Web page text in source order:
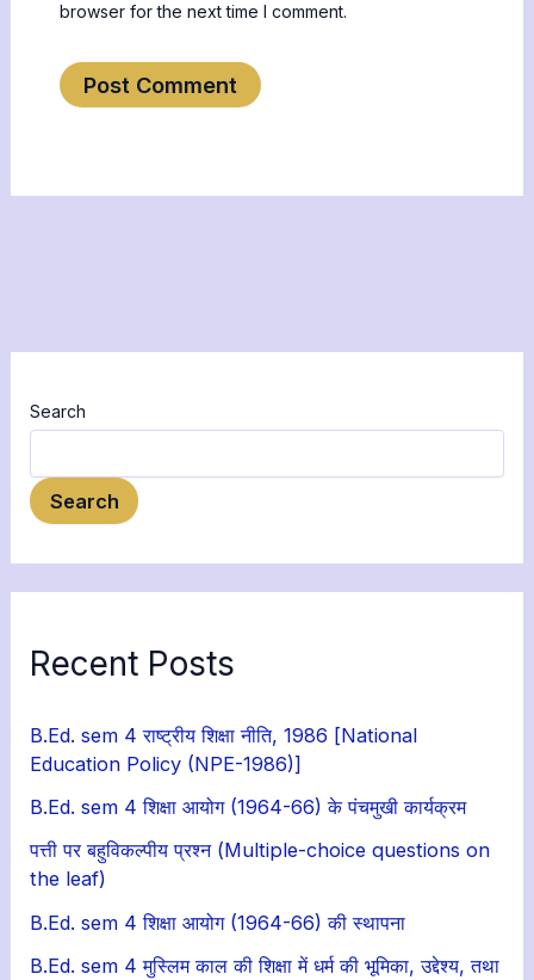
browser for the next time I comment.
Search
Search
Recent Posts
B.Ed. sem 4 राष्ट्रीय शिक्षा नीति, 1986 [National
Education Policy (NPE-1986)]
B.Ed. sem 4 शिक्षा आयोग (1964-66) के पंचमुखी कार्यक्रम
पत्ती पर बहुविकल्पीय प्रश्न (Multiple-choice questions on
the leaf)
B.Ed. sem 4 शिक्षा आयोग (1964-66) की स्थापना
B.Ed. sem 4 मुस्लिम काल की शिक्षा में धर्म की भूमिका, उद्देश्य, तथा